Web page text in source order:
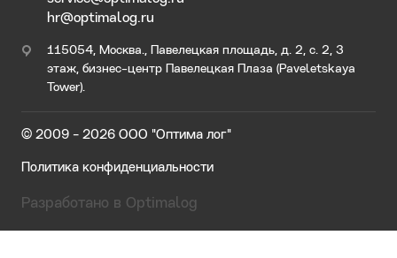
hr@optimalog.ru
115054, Москва., Павелецкая площадь, д. 2, с. 2, 3
этаж, бизнес-центр Павелецкая Плаза (Paveletskaya
Tower).
© 2009 - 2026 ООО "Оптима лог"
Политика конфиденциальности
Разработано в Optimalog